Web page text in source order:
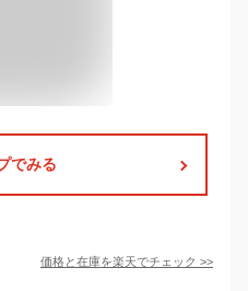
でみる
価格と在庫を楽天でチェック >>